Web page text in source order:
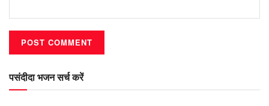
पसंदीदा भजन सर्च करें